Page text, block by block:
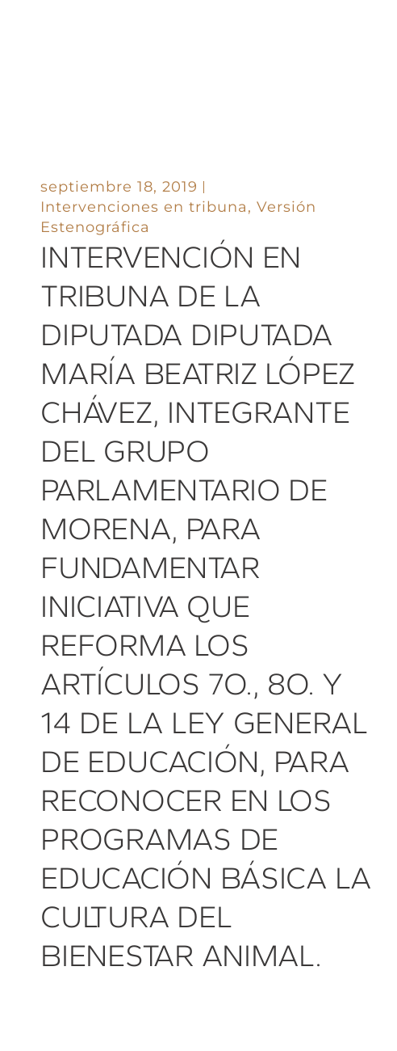
septiembre 18, 2019
Intervenciones en tribuna,Versión
Estenográfica
INTERVENCIÓN EN
TRIBUNA DE LA
DIPUTADA DIPUTADA
MARÍA BEATRIZ LÓPEZ
CHÁVEZ, INTEGRANTE
DEL GRUPO
PARLAMENTARIO DE
MORENA, PARA
FUNDAMENTAR
INICIATIVA QUE
REFORMA LOS
ARTÍCULOS 7O., 8O. Y
14 DE LA LEY GENERAL
DE EDUCACIÓN, PARA
RECONOCER EN LOS
PROGRAMAS DE
EDUCACIÓN BÁSICA LA
CULTURA DEL
BIENESTAR ANIMAL.